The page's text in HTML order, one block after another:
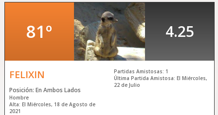
Pistas y PartidasDisponibles
Torneosde Pádel
Información
81º 4.25
FELIXIN
Posición: En Ambos Lados
Hombre
Alta: El Miércoles, 18 de Agosto de
2021
Partidas Amistosas: 1
Última Partida Amistosa: El Miércoles,
22 de Julio